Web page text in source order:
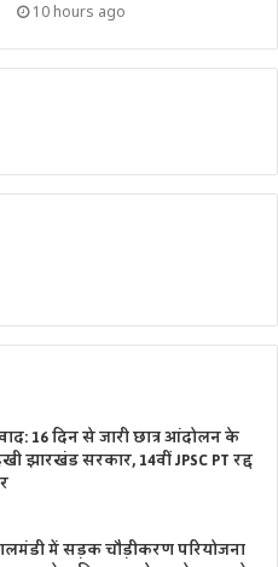
10 hours ago
16 दिन से जारी छात्र आंदोलन के
झारखंड सरकार, 14वीं JPSC PT रद्द
में सड़क चौड़ीकरण परियोजना